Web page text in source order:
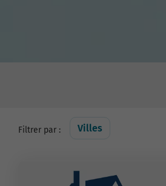
Filtrer par : Villes